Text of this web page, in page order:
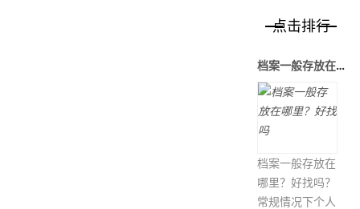
点击排行
档案一般存放在哪里？好找吗
档案一般存放在
哪里？好找吗？
常规情况下个人